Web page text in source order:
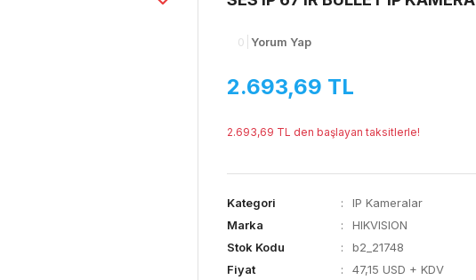
0 Yorum Yap
2.693,69 TL
2.693,69 TL den başlayan taksitlerle!
Kategori
IP Kameralar
Marka
HIKVISION
Stok Kodu
b2_21748
Fiyat
47,15 USD + KDV